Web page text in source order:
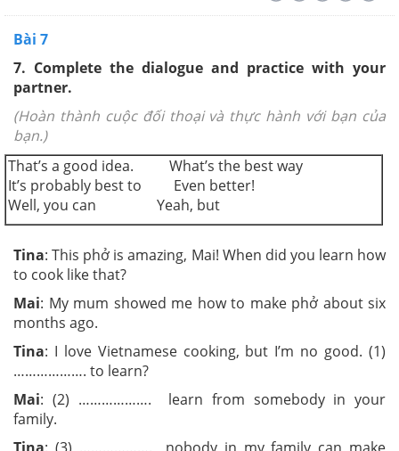
Bài 7
7. Complete the dialogue and practice with your
partner.
(Hoàn thành cuộc đối thoại và thực hành với bạn của
bạn.)
That’s a good idea. What’s the best way
It’s probably best to Even better!
Well, you can Yeah, but
Tina: This phở is amazing, Mai! When did you learn how
to cook like that?
Mai: My mum showed me how to make phở about six
months ago.
Tina: I love Vietnamese cooking, but I’m no good. (1)
………………. to learn?
Mai: (2) ………………. learn from somebody in your
family.